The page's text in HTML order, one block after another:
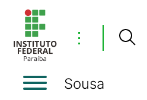
⋮
Sousa